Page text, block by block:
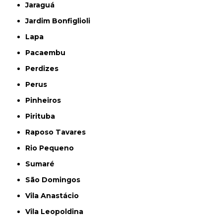
Jaraguá
Jardim Bonfiglioli
Lapa
Pacaembu
Perdizes
Perus
Pinheiros
Pirituba
Raposo Tavares
Rio Pequeno
Sumaré
São Domingos
Vila Anastácio
Vila Leopoldina